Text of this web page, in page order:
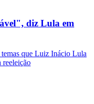
diz Lula em
que Luiz Inácio Lula
reeleição